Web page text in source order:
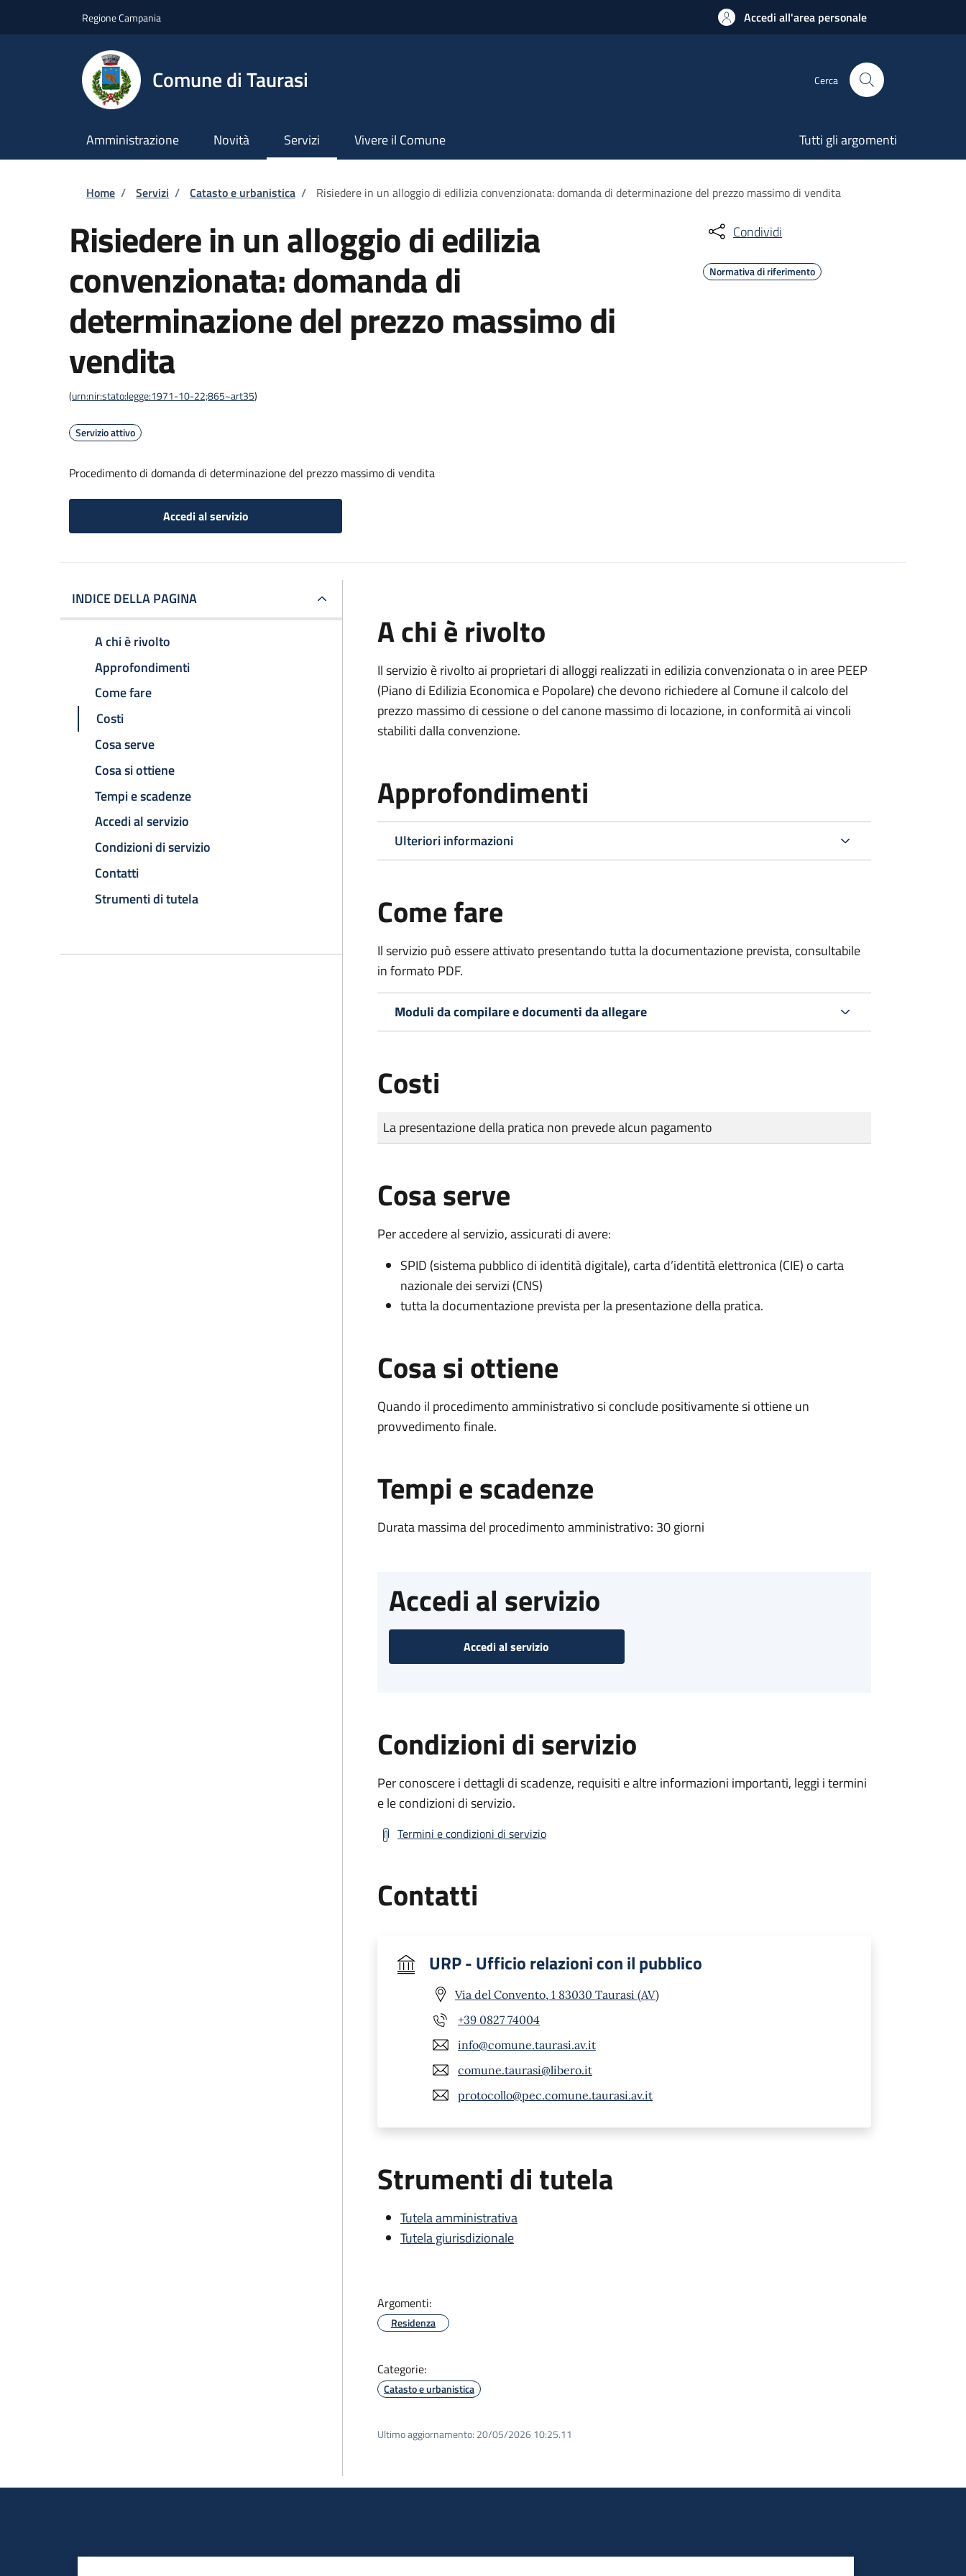
Regione Campania Accedi all'area personale
Comune di Taurasi Cerca
Amministrazione Novità Servizi Vivere il Comune Tutti gli argomenti
Briciole di pane
Home / Servizi / Catasto e urbanistica / Risiedere in un alloggio di edilizia convenzionata: domanda di determinazione del prezzo massimo di vendita
Risiedere in un alloggio di edilizia
convenzionata: domanda di
determinazione del prezzo massimo di
vendita
(urn:nir:stato:legge:1971-10-22;865~art35)
Servizio attivo
Procedimento di domanda di determinazione del prezzo massimo di vendita
Accedi al servizio
Condividi
Normativa di riferimento
INDICE DELLA PAGINA
A chi è rivolto
Approfondimenti
Come fare
Costi
Cosa serve
Cosa si ottiene
Tempi e scadenze
Accedi al servizio
Condizioni di servizio
Contatti
Strumenti di tutela
A chi è rivolto
Il servizio è rivolto ai proprietari di alloggi realizzati in edilizia convenzionata o in aree PEEP
(Piano di Edilizia Economica e Popolare) che devono richiedere al Comune il calcolo del
prezzo massimo di cessione o del canone massimo di locazione, in conformità ai vincoli
stabiliti dalla convenzione.
Approfondimenti
Ulteriori informazioni
Come fare
Il servizio può essere attivato presentando tutta la documentazione prevista, consultabile
in formato PDF.
Moduli da compilare e documenti da allegare
Costi
Tipo di pagamento
Importo
La presentazione della pratica non prevede alcun pagamento
Cosa serve
Per accedere al servizio, assicurati di avere:
SPID (sistema pubblico di identità digitale), carta d’identità elettronica (CIE) o carta
nazionale dei servizi (CNS)
tutta la documentazione prevista per la presentazione della pratica.
Cosa si ottiene
Quando il procedimento amministrativo si conclude positivamente si ottiene un
provvedimento finale.
Tempi e scadenze
Durata massima del procedimento amministrativo: 30 giorni
Accedi al servizio
Accedi al servizio
Condizioni di servizio
Per conoscere i dettagli di scadenze, requisiti e altre informazioni importanti, leggi i termini
e le condizioni di servizio.
Termini e condizioni di servizio
Contatti
URP - Ufficio relazioni con il pubblico
Via del Convento, 1 83030 Taurasi (AV)
+39 0827 74004
info@comune.taurasi.av.it
comune.taurasi@libero.it
protocollo@pec.comune.taurasi.av.it
Strumenti di tutela
Tutela amministrativa
Tutela giurisdizionale
Argomenti:
Residenza
Categorie:
Catasto e urbanistica
Ultimo aggiornamento: 20/05/2026 10:25.11